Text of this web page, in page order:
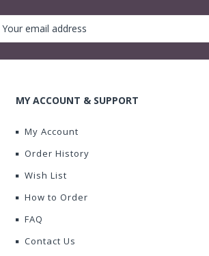
MY ACCOUNT & SUPPORT
My Account
Order History
Wish List
How to Order
FAQ
Contact Us